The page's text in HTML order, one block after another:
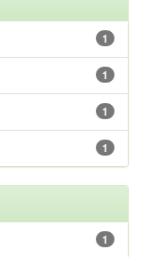
1
1
1
1
1